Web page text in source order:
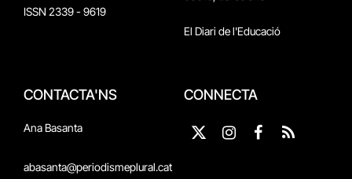
ISSN 2339 - 9619
El Diari de l'Educació
CONTACTA'NS
Ana Basanta
abasanta@periodismeplural.cat
CONNECTA
X
Instagram
Facebook
RSS